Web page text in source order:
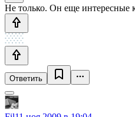
Не только. Он еще интересные
Ответить